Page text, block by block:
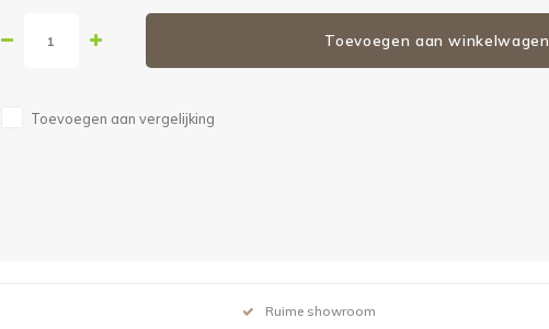
Toevoegen aan winkelwagen
Toevoegen aan vergelijking
Ruime showroom